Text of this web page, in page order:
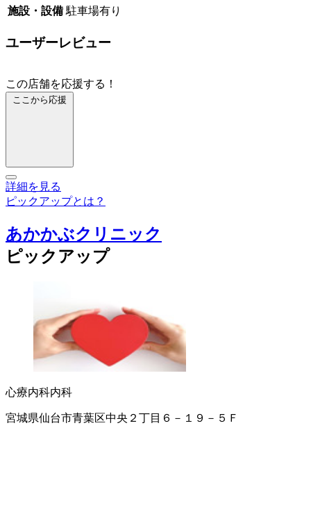
施設・設備 駐車場有り
ユーザーレビュー
この店舗を応援する！
ここから応援
詳細を見る
ピックアップとは？
あかかぶクリニック
ピックアップ
心療内科内科
宮城県仙台市青葉区中央２丁目６－１９－５Ｆ